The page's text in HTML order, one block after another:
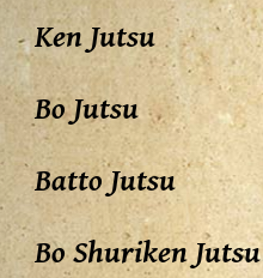
Ken Jutsu
Bo Jutsu
Batto Jutsu
Bo Shuriken Jutsu